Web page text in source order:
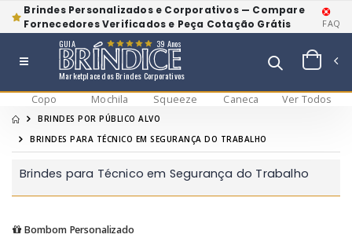
Brindes Personalizados e Corporativos — Compare
Fornecedores Verificados e Peça Cotação Grátis
FAQ
Marketplace dos Brindes Corporativos
GUIA 39 Anos
Copo Mochila Squeeze Caneca Ver Todos
BRINDES POR PÚBLICO ALVO
BRINDES PARA TÉCNICO EM SEGURANÇA DO TRABALHO
Brindes para Técnico em Segurança do Trabalho
Bombom Personalizado